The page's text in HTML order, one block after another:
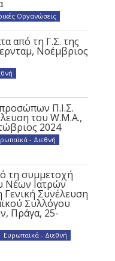
Οργανώσεις
από τη Γ.Σ. της
Νοέμβριος
Π.Ι.Σ.
του W.M.A.,
2024
- Διεθνή
τη συμμετοχή
Νέων Ιατρών
Γενική Συνέλευση
Συλλόγου
Πράγα, 25-
Ευρωπαϊκά - Διεθνή